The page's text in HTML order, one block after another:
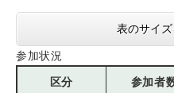
表のサイ
参加状況
区分 参加者